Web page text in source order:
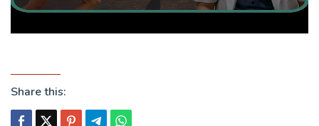
Share this: